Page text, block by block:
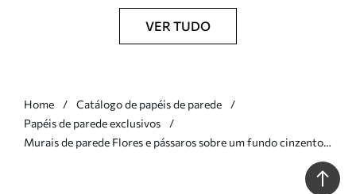
VER TUDO
Home
Catálogo de papéis de parede
Papéis de parede exclusivos
Murais de parede Flores e pássaros sobre um fundo cinzento-